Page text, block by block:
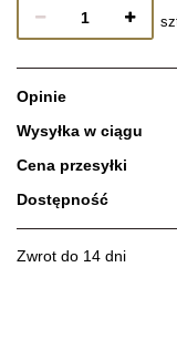
Opinie
Wysyłka w ciągu
Cena przesyłki
Dostępność
Zwrot do 14 dni